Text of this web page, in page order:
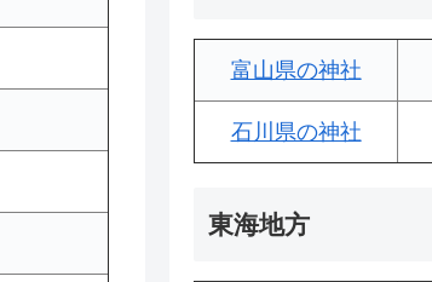
富山県の神社
石川県の神社
東海地方